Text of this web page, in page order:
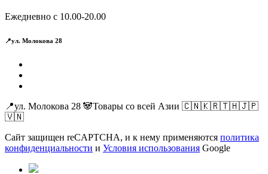
Ежедневно с 10.00-20.00
📍ул. Молокова 28
📍ул. Молокова 28 🐼Товары со всей Азии 🇨🇳🇰🇷🇹🇭🇯🇵
🇻🇳
Сайт защищен reCAPTCHA, и к нему применяются политика
конфиденциальности и Условия использования Google